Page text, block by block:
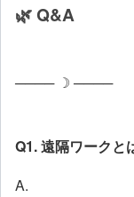
🌿 Q&A
──── ☽ ────
Q1. 遠隔ワークと
A.